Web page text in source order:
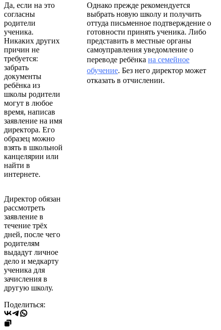
Да, если на это
согласны
родители
ученика.
Никаких других
причин не
требуется:
забрать
документы
ребёнка из
школы родители
могут в любое
время, написав
заявление на имя
директора. Его
образец можно
взять в школьной
канцелярии или
найти в
интернете.
Однако прежде рекомендуется
выбрать новую школу и получить
оттуда письменное подтверждение о
готовности принять ученика. Либо
представить в местные органы
самоуправления уведомление о
переводе ребёнка на семейное
обучение. Без него директор может
отказать в отчислении.
Директор обязан
рассмотреть
заявление в
течение трёх
дней, после чего
родителям
выдадут личное
дело и медкарту
ученика для
зачисления в
другую школу.
Поделиться: